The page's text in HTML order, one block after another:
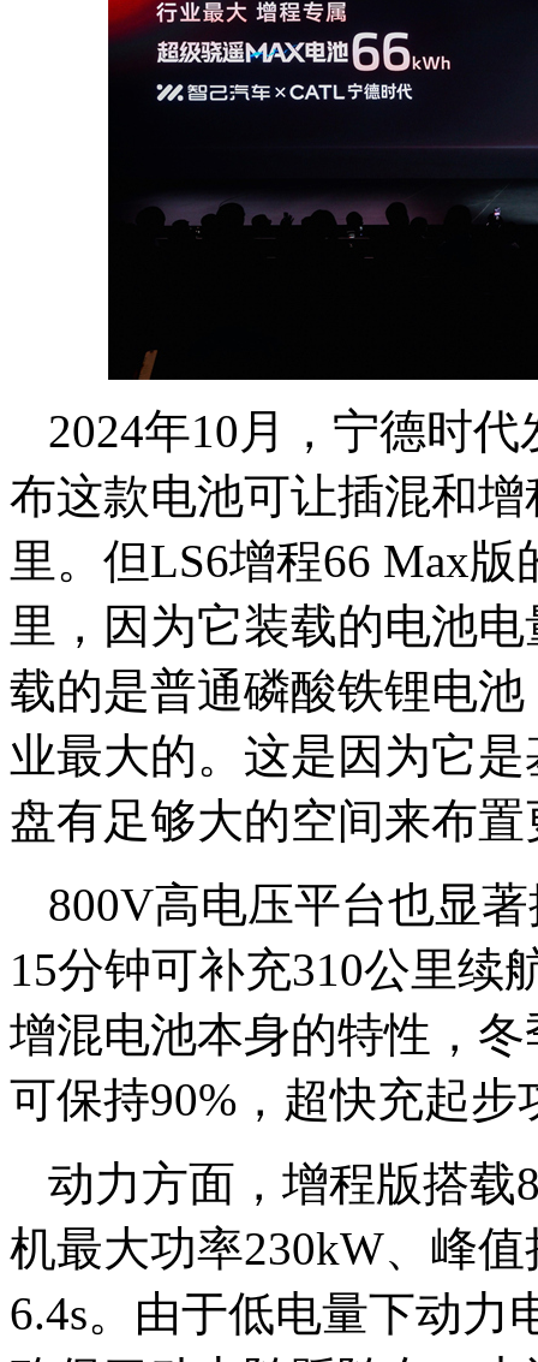
2024年10月，宁德时
布这款电池可让插混和
里。但LS6增程66 Max版
里，因为它装载的电池
载的是普通磷酸铁锂电
业最大的。这是因为它
盘有足够大的空间来布
800V高电压平台也显
15分钟可补充310公里续
增混电池本身的特性，
可保持90%，超快充起
动力方面，增程版搭载
机最大功率230kW、峰
6.4s。由于低电量下动力